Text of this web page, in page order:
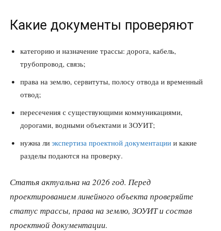
Какие документы проверяют
категорию и назначение трассы: дорога, кабель,
трубопровод, связь;
права на землю, сервитуты, полосу отвода и временный
отвод;
пересечения с существующими коммуникациями,
дорогами, водными объектами и ЗОУИТ;
нужна ли экспертиза проектной документации и какие
разделы подаются на проверку.
Статья актуальна на 2026 год. Перед
проектированием линейного объекта проверяйте
статус трассы, права на землю, ЗОУИТ и состав
проектной документации.